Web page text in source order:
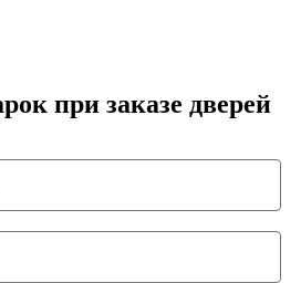
при заказе дверей